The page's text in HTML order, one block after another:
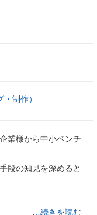
制作）
業様から中小ベンチ
段の知見を深めると
…続きを読む